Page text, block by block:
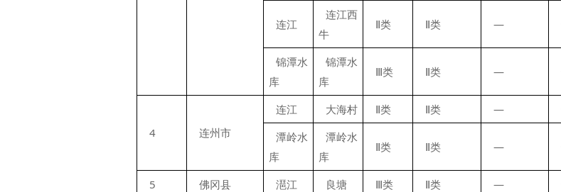
连江
连江西
牛
Ⅱ类 Ⅱ类 —
锦潭水
库
锦潭水
库
Ⅲ类 Ⅱ类 —
4 连州市
连江 大海村 Ⅱ类 Ⅱ类 —
潭岭水
库
潭岭水
库
Ⅱ类 Ⅱ类 —
5 佛冈县 潖江 良塘 Ⅲ类 Ⅱ类 —